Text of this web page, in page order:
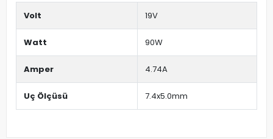
Volt 19V
Watt 90W
Amper 4.74A
Uç Ölçüsü 7.4x5.0mm